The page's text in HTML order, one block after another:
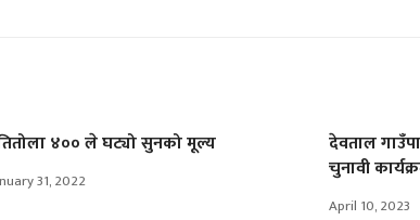
४०० ले घट्यो सुनको मूल्य
31, 2022
देवताल
चुनावी
April 10, 2023